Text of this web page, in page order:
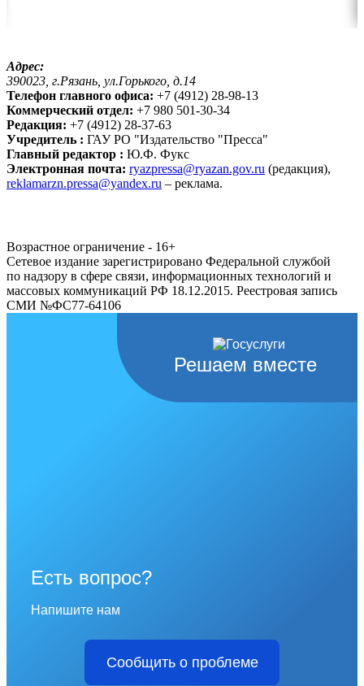
Адрес:
390023, г.Рязань, ул.Горького, д.14
Телефон главного офиса: +7 (4912) 28-98-13
Коммерческий отдел: +7 980 501-30-34
Редакция: +7 (4912) 28-37-63
Учредитель : ГАУ РО "Издательство "Пресса"
Главный редактор : Ю.Ф. Фукс
Электронная почта: ryazpressa@ryazan.gov.ru (редакция),
reklamarzn.pressa@yandex.ru – реклама.
Возрастное ограничение - 16+
Сетевое издание зарегистрировано Федеральной службой
по надзору в сфере связи, информационных технологий и
массовых коммуникаций РФ 18.12.2015. Реестровая запись
СМИ №ФС77-64106
Решаем вместе
Есть вопрос?
Напишите нам
Сообщить о проблеме